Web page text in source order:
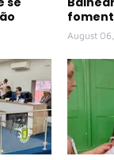
August